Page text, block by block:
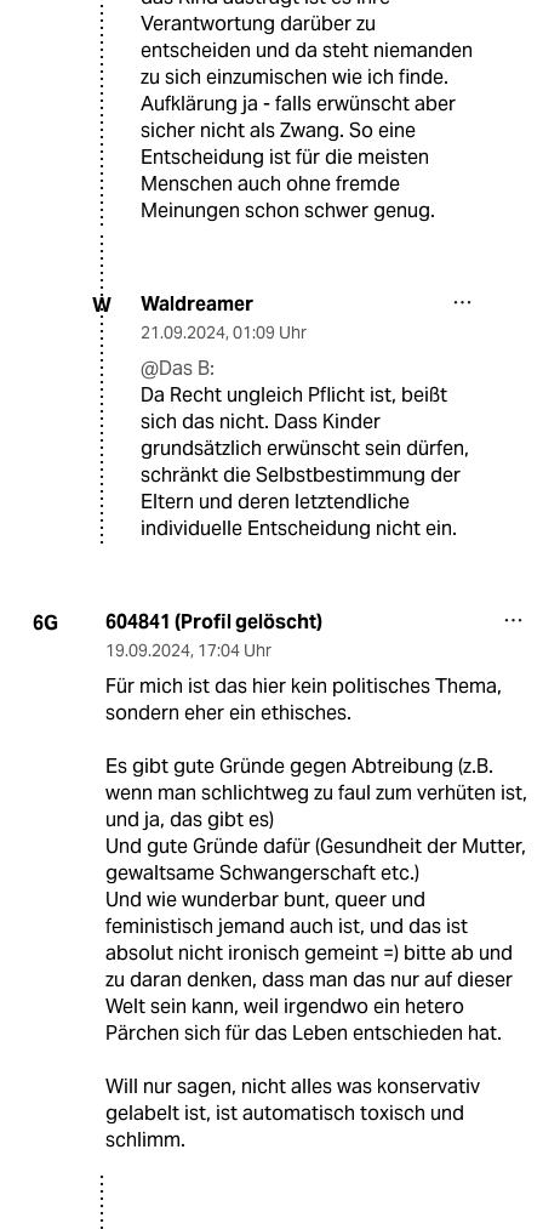
DB Das B
20.09.2024,09:12 Uhr
@aujau:
Was soll ein Recht auf "erwünscht zu
sein" denn bedeuten? Ob man
Selbstbestimmung. Solange die Frau
das Kind austrägt ist es ihre
Verantwortung darüber zu
entscheiden und da steht niemanden
zu sich einzumischen wie ich finde.
Aufklärung ja - falls erwünscht aber
sicher nicht als Zwang. So eine
Entscheidung ist für die meisten
Menschen auch ohne fremde
W Waldreamer
21.09.2024 ,01:09 Uhr
@Das B:
sich das nicht. Dass Kinder
grundsätzlich erwünscht sein dürfen,
schränkt die Selbstbestimmung der
Eltern und deren letztendliche
individuelle Entscheidung nicht ein.
604841 (Profil gelöscht)
19.09.2024,17:04 Uhr
Für mich ist das hier kein politisches Thema,
Es gibt gute Gründe gegen Abtreibung (z.B.
wenn man schlichtweg zu faul zum verhüten ist,